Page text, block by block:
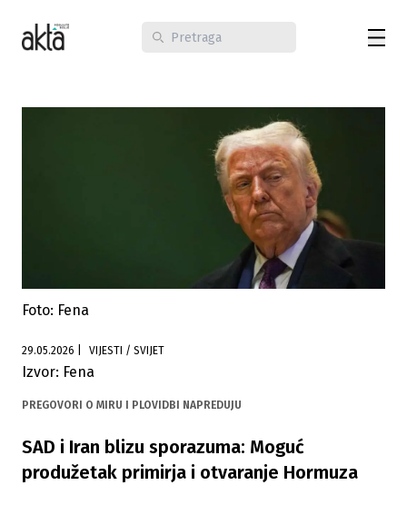
Foto: Fena
29.05.2026 VIJESTI / SVIJET
Izvor: Fena
PREGOVORI O MIRU I PLOVIDBI NAPREDUJU
SAD i Iran blizu sporazuma: Moguć
produžetak primirja i otvaranje Hormuza